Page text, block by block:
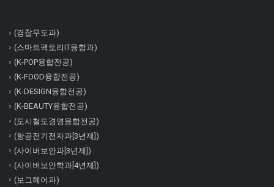
(경찰무도과)
(스마트팩토리IT융합과)
(K-POP융합전공)
(K-FOOD융합전공)
(K-DESIGN융합전공)
(K-BEAUTY융합전공)
(도시철도경영융합전공)
(항공전기전자과[3년제])
(사이버보안과[3년제])
(사이버보안학과[4년제])
(보그헤어과)